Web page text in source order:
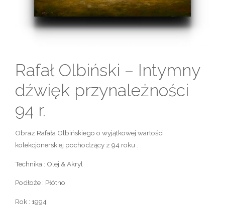
Rafał Olbiński – Intymny
dźwięk przynależności
94 r.
Obraz Rafała Olbińskiego o wyjątkowej wartości
kolekcjonerskiej pochodzący z 94 roku .
Technika : Olej & Akryl
Podłoże : Płótno
Rok : 1994